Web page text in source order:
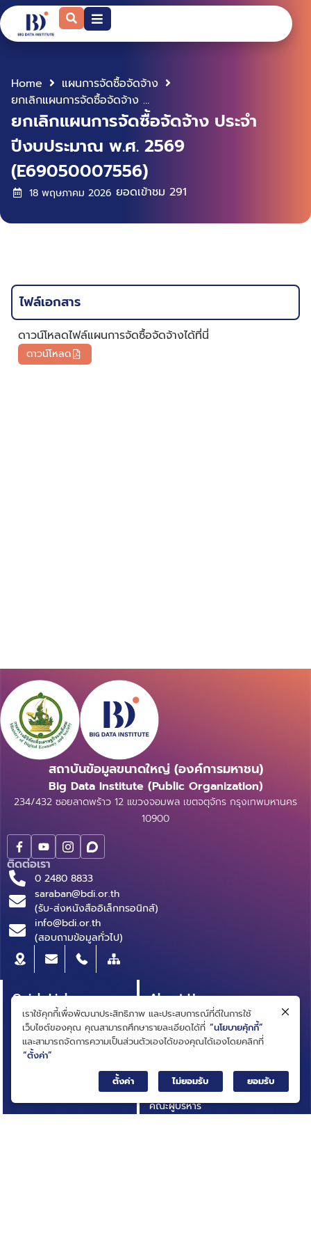
Home
แผนการจัดซื้อจัดจ้าง
ยกเลิกแผนการจัดซื้อจัดจ้าง ประจำปีงบประมาณ พ.ศ. 2569 (E69050007556)
ยกเลิกแผนการจัดซื้อจัดจ้าง ประจำ
ปีงบประมาณ พ.ศ. 2569
(E69050007556)
18 พฤษภาคม 2026 ยอดเข้าชม 291
ไฟล์เอกสาร
ดาวน์โหลดไฟล์แผนการจัดซื้อจัดจ้างได้ที่นี่
ดาวน์โหลด
สถาบันข้อมูลขนาดใหญ่ (องค์การมหาชน)
Big Data Institute (Public Organization)
234/432 ซอยลาดพร้าว 12 แขวงจอมพล เขตจตุจักร กรุงเทพมหานคร
10900
ติดต่อเรา
0 2480 8833
saraban@bdi.or.th
(รับ-ส่งหนังสืออิเล็กทรอนิกส์)
info@bdi.or.th
(สอบถามข้อมูลทั่วไป)
Quick Link
หลักสูตรผู้บริหาร
สารบัญบัญชีธุรกิจ
(BRIDGE)
ประกาศการจัดซื้อจัดจ้าง
About Us
ความเป็นมา
วิสัยทัศน์ ภารกิจ
คณะกรรมการ
คณะผู้บริหาร
เราใช้คุกกี้เพื่อพัฒนาประสิทธิภาพ และประสบการณ์ที่ดีในการใช้
เว็บไซต์ของคุณ คุณสามารถศึกษารายละเอียดได้ที่ “นโยบายคุ้กกี้”
และสามารถจัดการความเป็นส่วนตัวเองได้ของคุณได้เองโดยคลิกที่
“ตั้งค่า”
ตั้งค่า
ไม่ยอมรับ ยอมรับ